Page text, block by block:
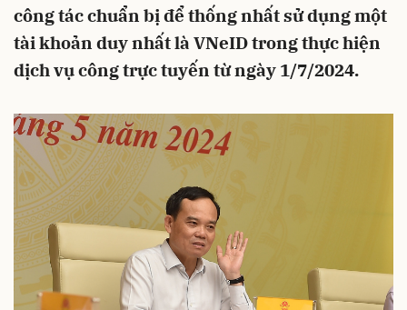
công tác chuẩn bị để thống nhất sử dụng một
tài khoản duy nhất là VNeID trong thực hiện
dịch vụ công trực tuyến từ ngày 1/7/2024.